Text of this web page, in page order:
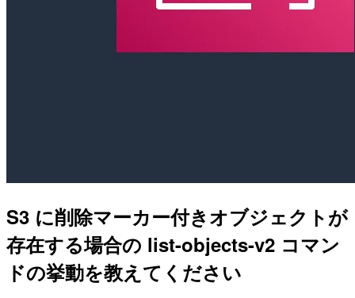
S3 に削除マーカー付きオブジェクトが
存在する場合の list-objects-v2 コマン
ドの挙動を教えてください